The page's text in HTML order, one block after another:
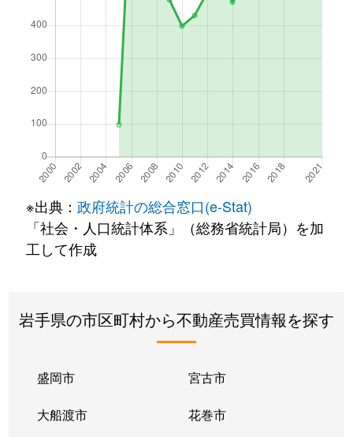
※出典： 政府統計の総合窓口(e-Stat)
「社会・人口統計体系」（総務省統計局）を加
工して作成
岩手県の市区町村から不動産売買情報を探す
盛岡市 宮古市
大船渡市 花巻市